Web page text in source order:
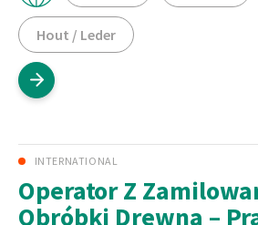
Hout / Leder
INTERNATIONAL
Operator Z
Obróbki Drewna –